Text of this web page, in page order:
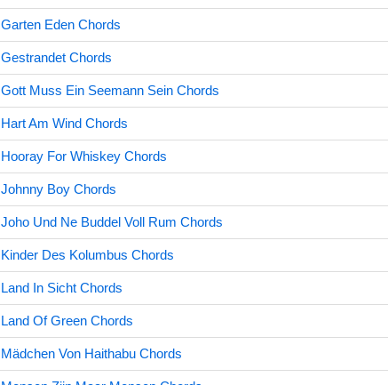
Garten Eden Chords
Gestrandet Chords
Gott Muss Ein Seemann Sein Chords
Hart Am Wind Chords
Hooray For Whiskey Chords
Johnny Boy Chords
Joho Und Ne Buddel Voll Rum Chords
Kinder Des Kolumbus Chords
Land In Sicht Chords
Land Of Green Chords
Mädchen Von Haithabu Chords